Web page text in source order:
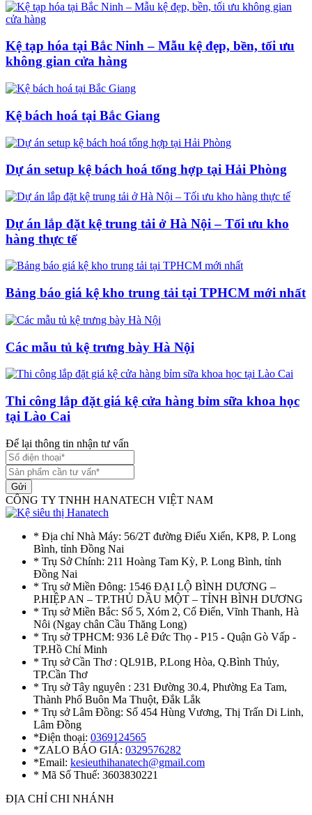
Kệ tạp hóa tại Bắc Ninh – Mẫu kệ đẹp, bền, tối ưu
không gian cửa hàng
Kệ bách hoá tại Bắc Giang
Dự án setup kệ bách hoá tổng hợp tại Hải Phòng
Dự án lắp đặt kệ trung tải ở Hà Nội – Tối ưu kho
hàng thực tế
Bảng báo giá kệ kho trung tải tại TPHCM mới nhất
Các mẫu tủ kệ trưng bày Hà Nội
Thi công lắp đặt giá kệ cửa hàng bỉm sữa khoa học
tại Lào Cai
Để lại thông tin nhận tư vấn
Gửi
CÔNG TY TNHH HANATECH VIỆT NAM
* Địa chỉ Nhà Máy: 56/2T đường Điểu Xiển, KP8, P. Long
Bình, tỉnh Đồng Nai
* Trụ Sở Chính: 211 Hoàng Tam Kỳ, P. Long Bình, tỉnh
Đồng Nai
* Trụ sở Miền Đông: 1546 ĐẠI LỘ BÌNH DƯƠNG –
P.HIỆP AN – TP.THỦ DẦU MỘT – TỈNH BÌNH DƯƠNG
* Trụ sở Miền Bắc: Số 5, Xóm 2, Cổ Điển, Vĩnh Thanh, Hà
Nôi (Ngay chân Cầu Thăng Long)
* Trụ sở TPHCM: 936 Lê Đức Thọ - P15 - Quận Gò Vấp -
TP.Hồ Chí Minh
* Trụ sở Cần Thơ : QL91B, P.Long Hòa, Q.Bình Thủy,
TP.Cần Thơ
* Trụ sở Tây nguyên : 231 Đường 30.4, Phường Ea Tam,
Thành Phố Buôn Ma Thuột, Đắk Lắk
* Trụ sở Lâm Đồng: Số 454 Hùng Vương, Thị Trấn Di Linh,
Lâm Đồng
*Điện thoại: 0369124565
*ZALO BÁO GIÁ: 0329576282
*Email: kesieuthihanatech@gmail.com
* Mã Số Thuế: 3603830221
ĐỊA CHỈ CHI NHÁNH